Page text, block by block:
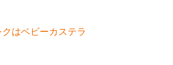
クはベビーカステラ